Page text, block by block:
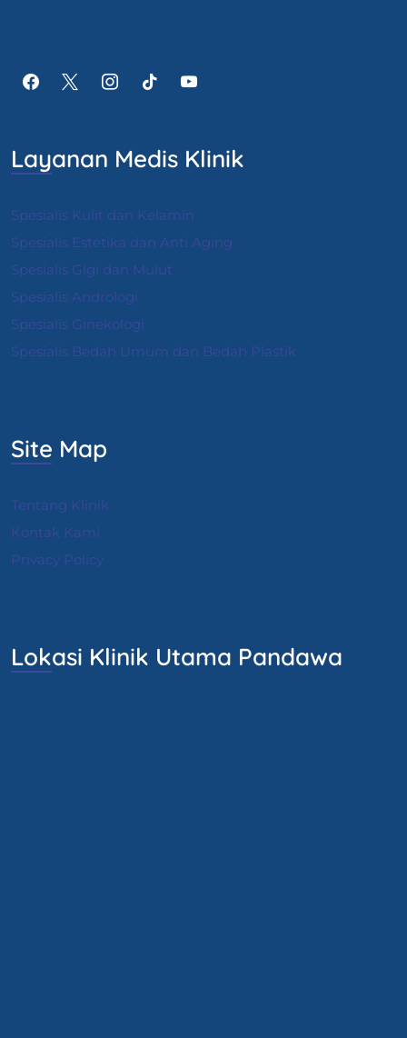
Layanan Medis Klinik
Spesialis Kulit dan Kelamin
Spesialis Estetika dan Anti Aging
Spesialis Gigi dan Mulut
Spesialis Andrologi
Spesialis Ginekologi
Spesialis Bedah Umum dan Bedah Plastik
Site Map
Tentang Klinik
Kontak Kami
Privacy Policy
Lokasi Klinik Utama Pandawa